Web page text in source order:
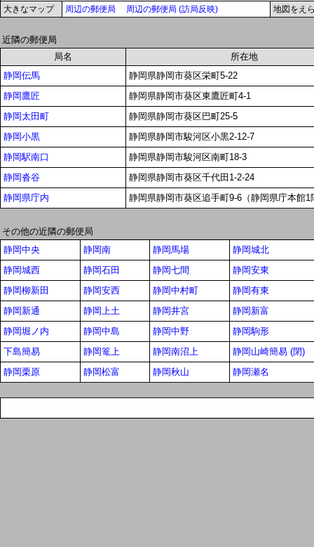
大きなマップ 周辺の郵便局 周辺の郵便局 (訪局反映) 地図をえ
近隣の郵便局
局名
所在地
静岡伝馬
静岡県静岡市葵区栄町5-22
静岡鷹匠
静岡県静岡市葵区東鷹匠町4-1
静岡太田町
静岡県静岡市葵区巴町25-5
静岡小黒
静岡県静岡市駿河区小黒2-12-7
静岡駅南口
静岡県静岡市駿河区南町18-3
静岡沓谷
静岡県静岡市葵区千代田1-2-24
静岡県庁内
静岡県静岡市葵区追手町9-6（静岡県庁本館1
その他の近隣の郵便局
静岡中央
静岡南 静岡馬場
静岡城北
静岡城西
静岡石田 静岡七間
静岡安東
静岡柳新田
静岡安西 静岡中村町
静岡有東
静岡新通
静岡上土 静岡井宮
静岡新富
静岡堀ノ内
静岡中島 静岡中野
静岡駒形
下島簡易
静岡篭上 静岡南沼上
静岡山崎簡易 (閉)
静岡栗原
静岡松富 静岡秋山 静岡瀬名